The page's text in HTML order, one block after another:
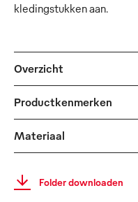
kledingstukken aan.
Overzicht
Productkenmerken
Materiaal
Folder downloaden